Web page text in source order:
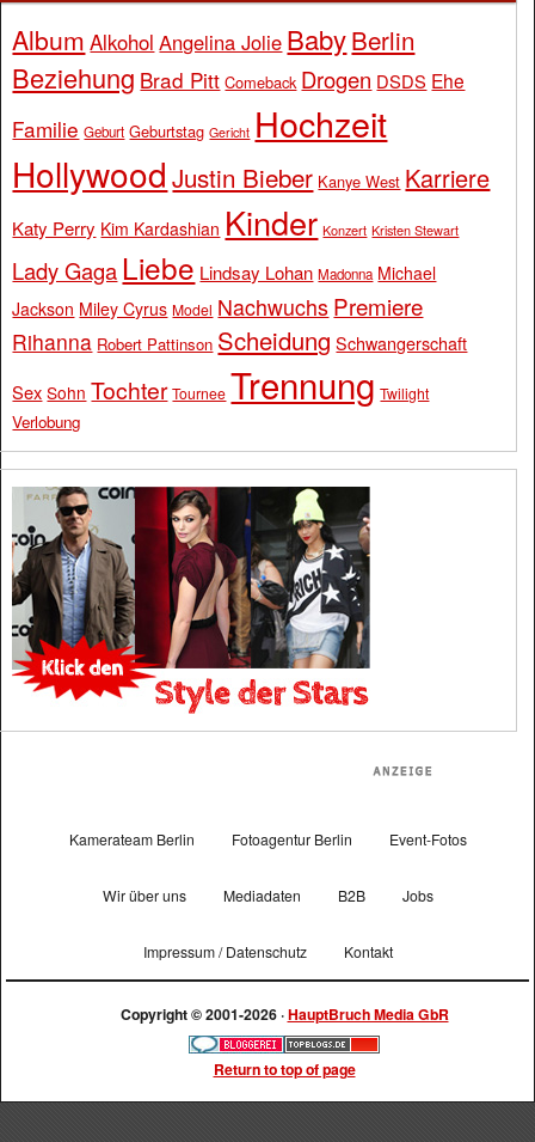
Album Alkohol Angelina Jolie BabyBerlin
Beziehung Brad Pitt Comeback Drogen DSDS Ehe
Familie Geburt Geburtstag Gericht Hochzeit
Hollywood Justin Bieber Kanye West Karriere
Katy Perry Kim Kardashian Kinder Konzert Kristen Stewart
Lady Gaga Liebe Lindsay Lohan Madonna Michael
Jackson Miley Cyrus Model Nachwuchs Premiere
Rihanna Robert Pattinson Scheidung Schwangerschaft
Sex Sohn Tochter Tournee Trennung Twilight
Verlobung
Kamerateam Berlin Fotoagentur Berlin Event-Fotos
Wir über uns Mediadaten B2B Jobs
Impressum / Datenschutz Kontakt
Copyright © 2001-2026 ·HauptBruch Media GbR
Return to top of page